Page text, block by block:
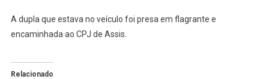
CILINDRO
DE
A dupla que estava no veículo foi presa em flagrante e
encaminhada ao CPJ de Assis.
Relacionado